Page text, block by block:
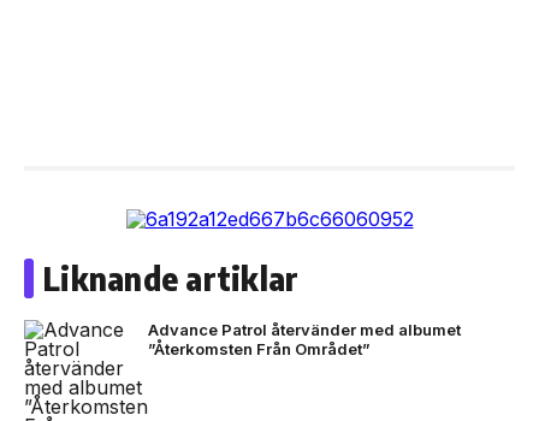
Liknande artiklar
Advance Patrol återvänder med albumet
”Återkomsten Från Området”